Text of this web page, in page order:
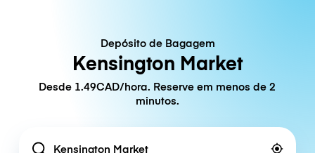
Depósito de Bagagem
Kensington Market
Desde 1.49CAD/hora. Reserve em menos de 2
minutos.